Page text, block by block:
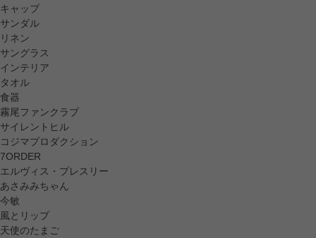
キャップ
サンダル
リネン
サングラス
インテリア
タオル
食器
霧尾ファンクラブ
サイレントヒル
コジマプロダクション
7ORDER
エルヴィス・プレスリー
あさみみちゃん
今敏
風とリップ
天使のたまご